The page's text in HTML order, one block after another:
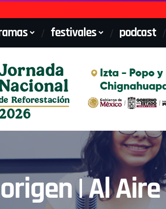
festivales podcast
| Al Aire